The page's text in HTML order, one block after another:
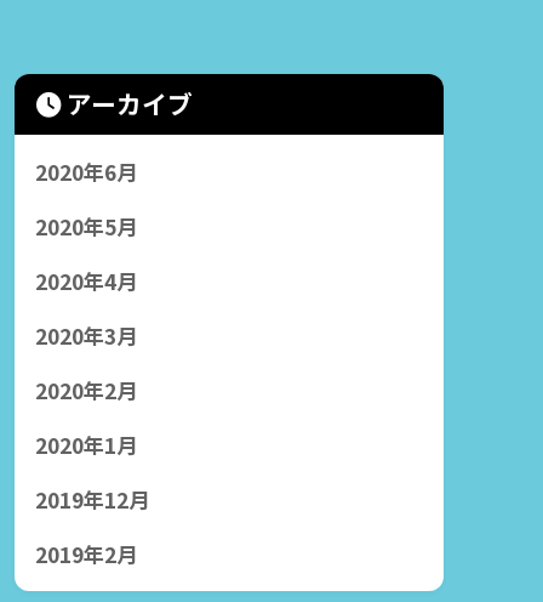
アーカイブ
2020年6月
2020年5月
2020年4月
2020年3月
2020年2月
2020年1月
2019年12月
2019年2月